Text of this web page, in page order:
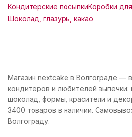
Кондитерские посыпкиКоробки
Шоколад, глазурь, какао
Магазин nextcake в Волгограде —
кондитеров и любителей выпечки:
шоколад, формы, красители и
3400 товаров в наличии.
Волгограду.